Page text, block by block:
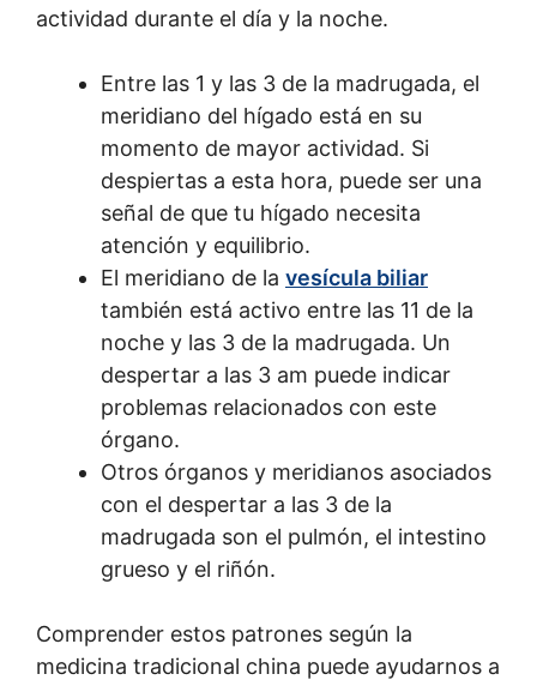
actividad durante el día y la noche.
Entre las 1 y las 3 de la madrugada, el
meridiano del hígado está en su
momento de mayor actividad. Si
despiertas a esta hora, puede ser una
señal de que tu hígado necesita
atención y equilibrio.
El meridiano de la vesícula biliar
también está activo entre las 11 de la
noche y las 3 de la madrugada. Un
despertar a las 3 am puede indicar
problemas relacionados con este
órgano.
Otros órganos y meridianos asociados
con el despertar a las 3 de la
madrugada son el pulmón, el intestino
grueso y el riñón.
Comprender estos patrones según la
medicina tradicional china puede ayudarnos a